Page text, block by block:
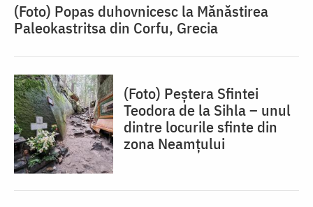
(Foto) Popas duhovnicesc la Mănăstirea
Paleokastritsa din Corfu, Grecia
(Foto) Peștera Sfintei
Teodora de la Sihla – unul
dintre locurile sfinte din
zona Neamțului